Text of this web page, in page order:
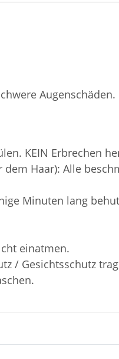
Augenschäden.
KEIN Erbrechen
dem Haar): Alle
Minuten lang
einatmen.
/ Gesichtsschutz